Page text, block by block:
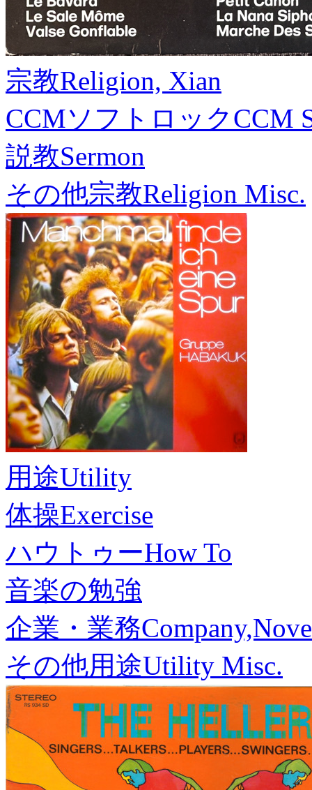
宗教Religion, Xian
CCMソフトロックCCM
説教Sermon
その他宗教Religion Misc.
用途Utility
体操Exercise
ハウトゥーHow To
音楽の勉強
企業・業務
その他用途Utility Misc.